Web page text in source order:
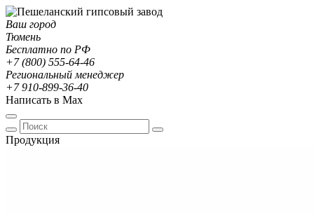
Ваш город
Тюмень
Бесплатно по РФ
+7 (800) 555-64-46
Региональный менеджер
+7 910-899-36-40
Написать в Max
Продукция